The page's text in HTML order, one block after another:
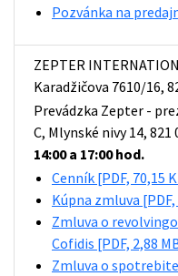
Pozvánka na
ZEPTER
Karadžičova 7610/16,
Prevádzka Zepter -
C, Mlynské nivy 14,
14:00 a 17:00 hod.
Cenník [PDF, 70,15
Kúpna zmluva
Zmluva o
Cofidis [PDF, 2,88
Zmluva o